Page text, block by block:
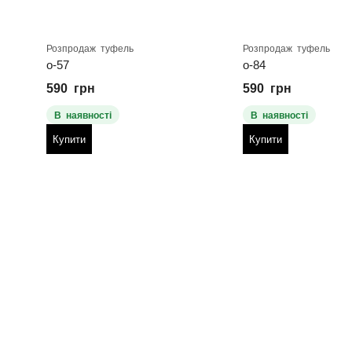
Розпродаж туфель
о-57
590 грн
В наявності
Купити
Розпродаж туфель
о-84
590 грн
В наявності
Купити